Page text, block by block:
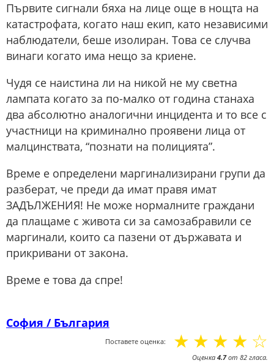
Първите сигнали бяха на лице още в нощта на
катастрофата, когато наш екип, като независими
наблюдатели, беше изолиран. Това се случва
винаги когато има нещо за криене.
Чудя се наистина ли на никой не му светна
лампата когато за по-малко от година станаха
два абсолютно аналогични инцидента и то все с
участници на криминално проявени лица от
малцинствата, “познати на полицията”.
Време е определени маргинализирани групи да
разберат, че преди да имат правя имат
ЗАДЪЛЖЕНИЯ! Не може нормалните граждани
да плащаме с живота си за самозабравили се
маргинали, които са пазени от държавата и
прикривани от закона.
Време е това да спре!
София / България
Поставете оценка: ☆
☆
☆
☆
☆
Оценка 4.7от 82 гласа.